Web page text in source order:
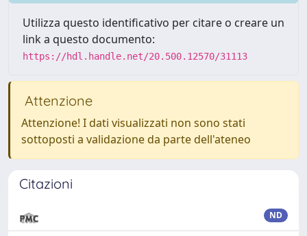
Utilizza questo identificativo per citare o creare un
link a questo documento:
https://hdl.handle.net/20.500.12570/31113
Attenzione
Attenzione! I dati visualizzati non sono stati
sottoposti a validazione da parte dell'ateneo
Citazioni
ND